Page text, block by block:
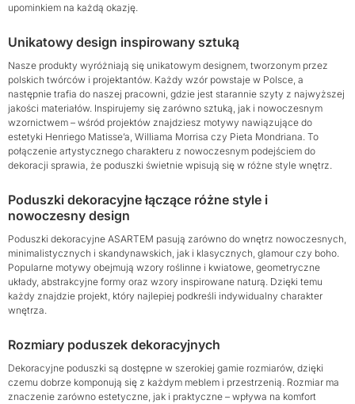
upominkiem na każdą okazję.
Unikatowy design inspirowany sztuką
Nasze produkty wyróżniają się unikatowym designem, tworzonym przez
polskich twórców i projektantów. Każdy wzór powstaje w Polsce, a
następnie trafia do naszej pracowni, gdzie jest starannie szyty z najwyższej
jakości materiałów. Inspirujemy się zarówno sztuką, jak i nowoczesnym
wzornictwem – wśród projektów znajdziesz motywy nawiązujące do
estetyki Henriego Matisse’a, Williama Morrisa czy Pieta Mondriana. To
połączenie artystycznego charakteru z nowoczesnym podejściem do
dekoracji sprawia, że poduszki świetnie wpisują się w różne style wnętrz.
Poduszki dekoracyjne łączące różne style i
nowoczesny design
Poduszki dekoracyjne ASARTEM pasują zarówno do wnętrz nowoczesnych,
minimalistycznych i skandynawskich, jak i klasycznych, glamour czy boho.
Popularne motywy obejmują wzory roślinne i kwiatowe, geometryczne
układy, abstrakcyjne formy oraz wzory inspirowane naturą. Dzięki temu
każdy znajdzie projekt, który najlepiej podkreśli indywidualny charakter
wnętrza.
Rozmiary poduszek dekoracyjnych
Dekoracyjne poduszki są dostępne w szerokiej gamie rozmiarów, dzięki
czemu dobrze komponują się z każdym meblem i przestrzenią. Rozmiar ma
znaczenie zarówno estetyczne, jak i praktyczne – wpływa na komfort